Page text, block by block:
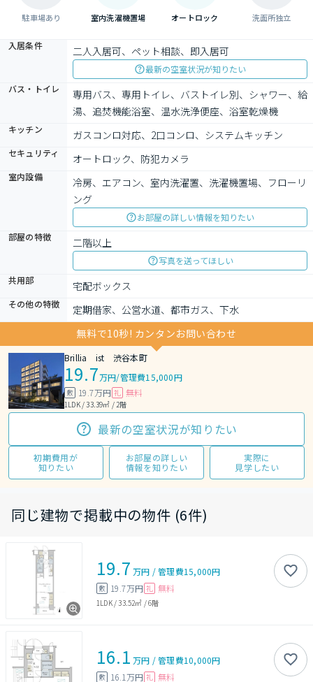
駐車場あり 室内洗濯機置場 オートロック 洗面所独立
入居条件 二人入居可、ペット相談、即入居可
最新の空室状況が知りたい
バス・トイレ
専用バス、専用トイレ、バストイレ別、シャワー、給
湯、追焚機能浴室、温水洗浄便座、浴室乾燥機
キッチン ガスコンロ対応、2口コンロ、システムキッチン
セキュリティ オートロック、防犯カメラ
室内設備
冷房、エアコン、室内洗濯置、洗濯機置場、フローリ
ング
お部屋の詳しい情報を知りたい
部屋の特徴
二階以上
写真を送ってほしい
共用部
宅配ボックス
その他の特徴
定期借家、公営水道、都市ガス、下水
無料で10秒! カンタンお問い合わせ
Brillia ist 渋谷本町
19.7万円/管理費15,000円
敷 19.7万円 礼 無料
1LDK / 33.39㎡ / 2階
最新の空室状況が知りたい
初期費用が
知りたい
お部屋の詳しい
情報を知りたい
実際に
見学したい
同じ建物で掲載中の物件 (6件)
19.7 万円 /管理費15,000円
敷 19.7万円 礼 無料
1LDK/33.52㎡ /6階
16.1 万円 /管理費10,000円
敷 16.1万円 礼 無料